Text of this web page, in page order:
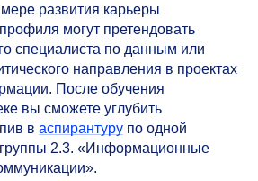
развития карьеры
могут претендовать
специалиста по данным или
направления в проектах
После обучения
вы сможете углубить
в аспирантуру по одной
группы 2.3. «Информационные